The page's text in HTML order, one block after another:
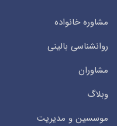
مشاوره خانواده
روانشناسی بالینی
مشاوران
وبلاگ
موسسین و مدیریت